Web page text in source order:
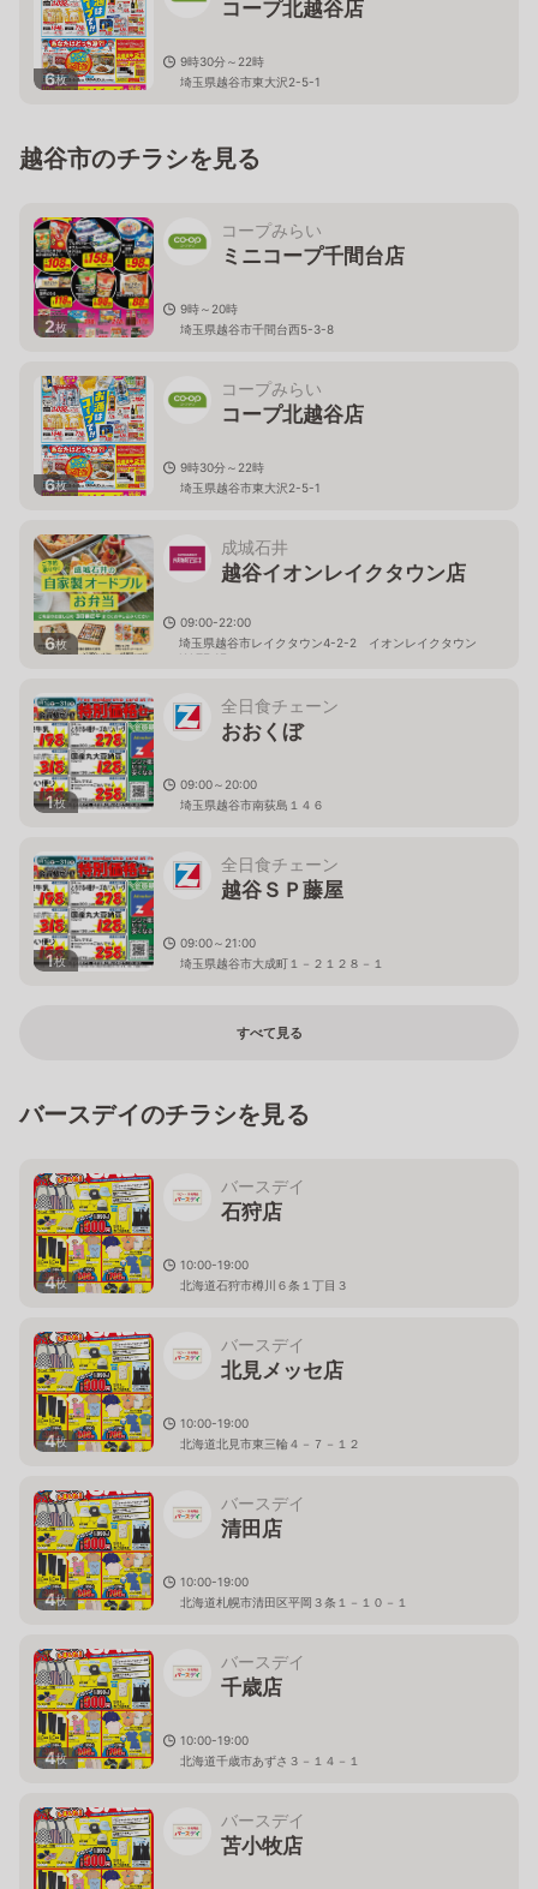
6枚
コープ北越谷店
9時30分～22時
埼玉県越谷市東大沢2-5-1
越谷市のチラシを見る
2枚
コープみらい
ミニコープ千間台店
9時～20時
埼玉県越谷市千間台西5-3-8
6枚
コープみらい
コープ北越谷店
9時30分～22時
埼玉県越谷市東大沢2-5-1
6枚
成城石井
越谷イオンレイクタウン店
09:00-22:00
埼玉県越谷市レイクタウン4-2-2 イオンレイクタウン
KAZE 1F
1枚
全日食チェーン
おおくぼ
09:00～20:00
埼玉県越谷市南荻島１４６
1枚
全日食チェーン
越谷ＳＰ藤屋
09:00～21:00
埼玉県越谷市大成町１－２１２８－１
すべて見る
バースデイのチラシを見る
4枚
バースデイ
石狩店
10:00-19:00
北海道石狩市樽川６条１丁目３
4枚
バースデイ
北見メッセ店
10:00-19:00
北海道北見市東三輪４－７－１２
4枚
バースデイ
清田店
10:00-19:00
北海道札幌市清田区平岡３条１－１０－１
4枚
バースデイ
千歳店
10:00-19:00
北海道千歳市あずさ３－１４－１
バースデイ
苫小牧店